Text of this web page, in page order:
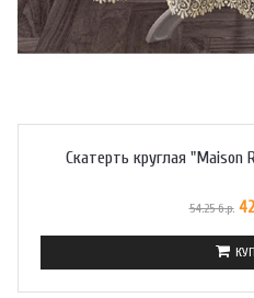
Скатерть круглая "Maison
54.25 б.р.